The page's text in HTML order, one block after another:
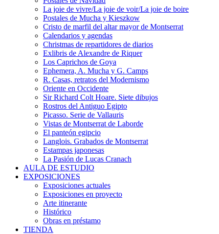
La joie de vivre/La joie de voir/La joie de boire
Postales de Mucha y Kieszkow
Cristo de marfil del altar mayor de Montserrat
Calendarios y agendas
Christmas de repartidores de diarios
Exlibris de Alexandre de Riquer
Los Caprichos de Goya
Ephemera, A. Mucha y G. Camps
R. Casas, retratos del Modernismo
Oriente en Occidente
Sir Richard Colt Hoare. Siete dibujos
Rostros del Antiguo Egipto
Picasso. Serie de Vallauris
Vistas de Montserrat de Laborde
El panteón egipcio
Langlois. Grabados de Montserrat
Estampas japonesas
La Pasión de Lucas Cranach
AULA DE ESTUDIO
EXPOSICIONES
Exposiciones actuales
Exposiciones en proyecto
Arte itinerante
Histórico
Obras en préstamo
TIENDA